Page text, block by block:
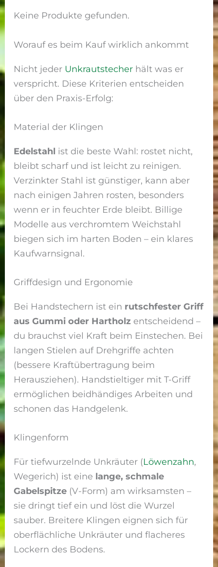
Keine Produkte gefunden.
Worauf es beim Kauf wirklich ankommt
Nicht jeder Unkrautstecher hält was er
verspricht. Diese Kriterien entscheiden
über den Praxis-Erfolg:
Material der Klingen
Edelstahl ist die beste Wahl: rostet nicht,
bleibt scharf und ist leicht zu reinigen.
Verzinkter Stahl ist günstiger, kann aber
nach einigen Jahren rosten, besonders
wenn er in feuchter Erde bleibt. Billige
Modelle aus verchromtem Weichstahl
biegen sich im harten Boden – ein klares
Kaufwarnsignal.
Griffdesign und Ergonomie
Bei Handstechern ist ein rutschfester Griff
aus Gummi oder Hartholz entscheidend –
du brauchst viel Kraft beim Einstechen. Bei
langen Stielen auf Drehgriffe achten
(bessere Kraftübertragung beim
Herausziehen). Handstieltiger mit T-Griff
ermöglichen beidhändiges Arbeiten und
schonen das Handgelenk.
Klingenform
Für tiefwurzelnde Unkräuter (Löwenzahn,
Wegerich) ist eine lange, schmale
Gabelspitze (V-Form) am wirksamsten –
sie dringt tief ein und löst die Wurzel
sauber. Breitere Klingen eignen sich für
oberflächliche Unkräuter und flacheres
Lockern des Bodens.